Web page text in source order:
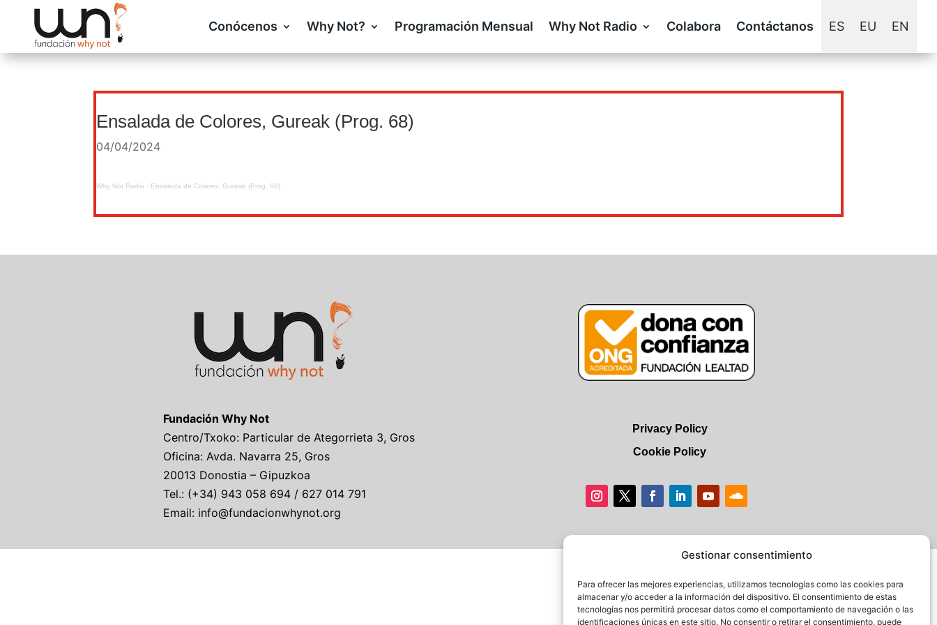
Gestionar consentimiento
Para ofrecer las mejores experiencias, utilizamos tecnologías como las cookies para
almacenar y/o acceder a la información del dispositivo. El consentimiento de estas
tecnologías nos permitirá procesar datos como el comportamiento de navegación o las
identificaciones únicas en este sitio. No consentir o retirar el consentimiento, puede
Conócenos Why Not? Programación Mensual Why Not Radio Colabora Contáctanos ES EU EN
Ensalada de Colores, Gureak (Prog. 68)
04/04/2024
Why Not Radio · Ensalada de Colores, Gureak (Prog. 68)
Fundación Why Not
Centro/Txoko: Particular de Ategorrieta 3, Gros
Oficina: Avda. Navarra 25, Gros
20013 Donostia – Gipuzkoa
Tel.: (+34) 943 058 694 / 627 014 791
Email: info@fundacionwhynot.org
Privacy Policy
Cookie Policy